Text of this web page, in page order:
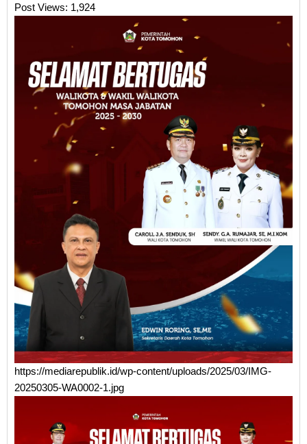
Post Views: 1,924
https://mediarepublik.id/wp-content/uploads/2025/03/IMG-
20250305-WA0002-1.jpg